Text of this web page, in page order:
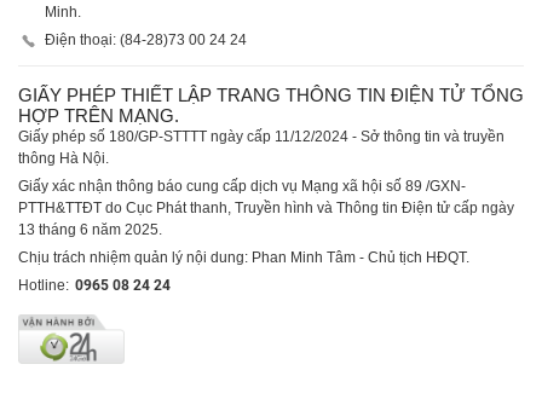
Minh.
Điện thoại: (84-28)73 00 24 24
GIẤY PHÉP THIẾT LẬP TRANG THÔNG TIN ĐIỆN TỬ TỔNG
HỢP TRÊN MẠNG.
Giấy phép số 180/GP-STTTT ngày cấp 11/12/2024 - Sở thông tin và truyền
thông Hà Nội.
Giấy xác nhận thông báo cung cấp dịch vụ Mạng xã hội số 89 /GXN-
PTTH&TTĐT do Cục Phát thanh, Truyền hình và Thông tin Điện tử cấp ngày
13 tháng 6 năm 2025.
Chịu trách nhiệm quản lý nội dung: Phan Minh Tâm - Chủ tịch HĐQT.
Hotline: 0965 08 24 24